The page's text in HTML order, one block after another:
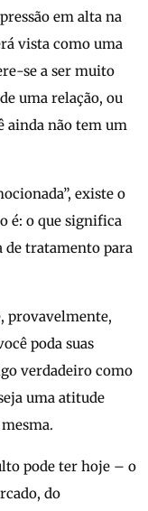
em alta na
vista como uma
se a ser muito
uma relação, ou
ainda não tem um
existe o
é: o que significa
de tratamento para
provavelmente,
poda suas
verdadeiro como
uma atitude
pode ter hoje – o
do